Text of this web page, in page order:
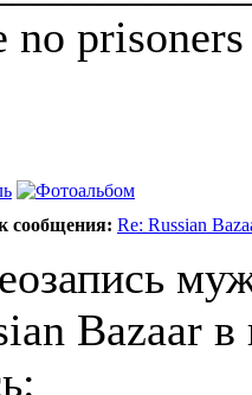
no
сообщения: Re: Russian
Bazaar